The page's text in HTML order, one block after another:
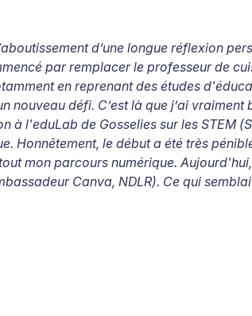
d’une longue réflexion
par remplacer le professeur de
en reprenant des études
défi. C’est là que j’ai
l'eduLab de Gosselies sur les STEM
Honnêtement, le début a été très
mon parcours numérique.
Canva, NDLR). Ce qui